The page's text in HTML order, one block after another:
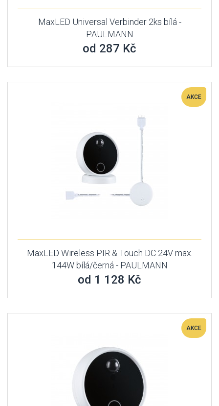
MaxLED Universal Verbinder 2ks bílá -
PAULMANN
od 287 Kč
AKCE
MaxLED Wireless PIR & Touch DC 24V max.
144W bílá/černá - PAULMANN
od 1 128 Kč
AKCE